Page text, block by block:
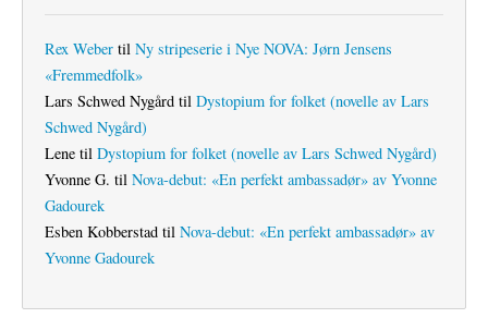
Rex Weber til Ny stripeserie i Nye NOVA: Jørn Jensens
«Fremmedfolk»
Lars Schwed Nygård til Dystopium for folket (novelle av Lars
Schwed Nygård)
Lene til Dystopium for folket (novelle av Lars Schwed Nygård)
Yvonne G. til Nova-debut: «En perfekt ambassadør» av Yvonne
Gadourek
Esben Kobberstad til Nova-debut: «En perfekt ambassadør» av
Yvonne Gadourek